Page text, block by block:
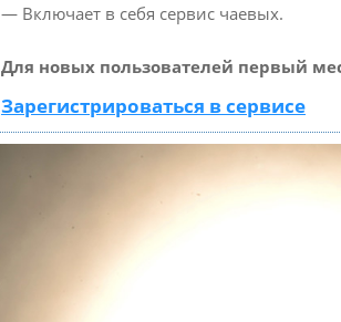
— Включает в себя сервис чаевых.
Для новых пользователей первый
Зарегистрироваться в сервисе